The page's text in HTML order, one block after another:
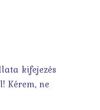
kifejezés
Kérem, ne